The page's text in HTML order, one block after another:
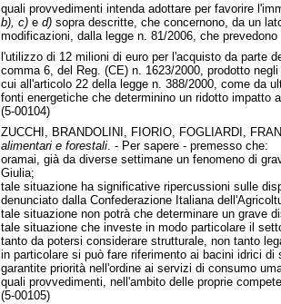
quali provvedimenti intenda adottare per favorire
b), c)e d)sopra descritte, che concernono, da un
modificazioni, dalla legge n. 81/2006, che prevedono
l'utilizzo di 12 milioni di euro per l'acquisto da parte
comma 6, del Reg. (CE) n. 1623/2000, prodotto
cui all'articolo 22 della legge n. 388/2000, come da
fonti energetiche che determinino un ridotto impatto
(5-00104)
ZUCCHI, BRANDOLINI, FIORIO, FOGLIARDI,
alimentari e forestali. - Per sapere - premesso che:
oramai, già da diverse settimane un fenomeno di
Giulia;
tale situazione ha significative ripercussioni sulle
denunciato dalla Confederazione Italiana
tale situazione non potrà che determinare un grave
tale situazione che investe in modo particolare il
tanto da potersi considerare strutturale, non tanto
in particolare si può fare riferimento ai bacini idrici
garantite priorità nell'ordine ai servizi di consumo
quali provvedimenti, nell'ambito delle proprie
(5-00105)